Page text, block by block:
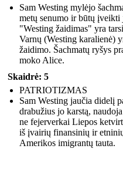
Sam Westing mylėjo
metų senumo ir būtų įveikti
"Westing žaidimas" yra
Varnų (Westing karalienė)
žaidimo. Šachmatų ryšys
moko Alice.
Skaidrė: 5
PATRIOTIZMAS
Sam Westing jaučia didelį
drabužius jo karstą,
ne fejerverkai Liepos
iš įvairių finansinių ir
Amerikos imigrantų tauta.